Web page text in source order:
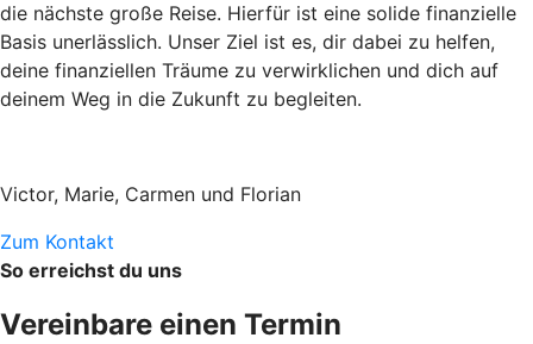
die nächste große Reise. Hierfür ist eine solide finanzielle
Basis unerlässlich. Unser Ziel ist es, dir dabei zu helfen,
deine finanziellen Träume zu verwirklichen und dich auf
deinem Weg in die Zukunft zu begleiten.
Victor, Marie, Carmen und Florian
Zum Kontakt
So erreichst du uns
Vereinbare einen Termin